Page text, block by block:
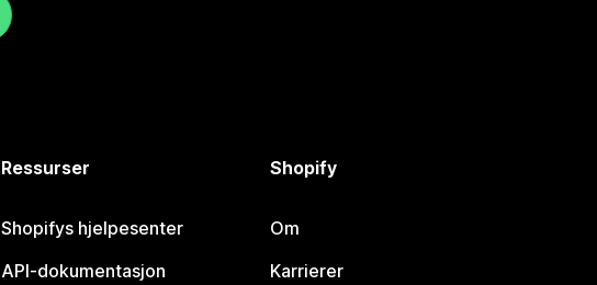
Ressurser
Shopifys hjelpesenter
API-dokumentasjon
Shopify
Om
Karrierer